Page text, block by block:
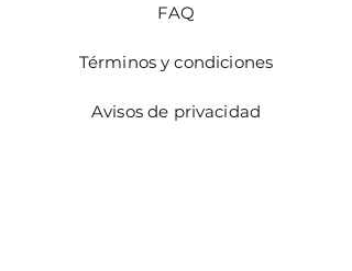
FAQ
Términos y condiciones
Avisos de privacidad